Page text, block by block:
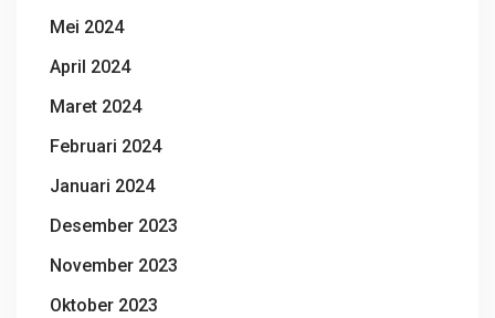
Mei 2024
April 2024
Maret 2024
Februari 2024
Januari 2024
Desember 2023
November 2023
Oktober 2023